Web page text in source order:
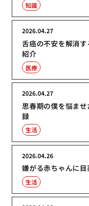
知識
舌癌の不安を解消
紹介
2026.04.27
医療
思春期の僕を悩ま
録
2026.04.27
生活
嫌がる赤ちゃんに
2026.04.26
生活